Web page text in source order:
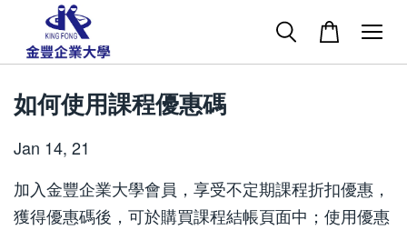
如何使用課程優惠碼
Jan 14, 21
加入金豐企業大學會員，享受不定期課程折扣優惠，
獲得優惠碼後，可於購買課程結帳頁面中；使用優惠